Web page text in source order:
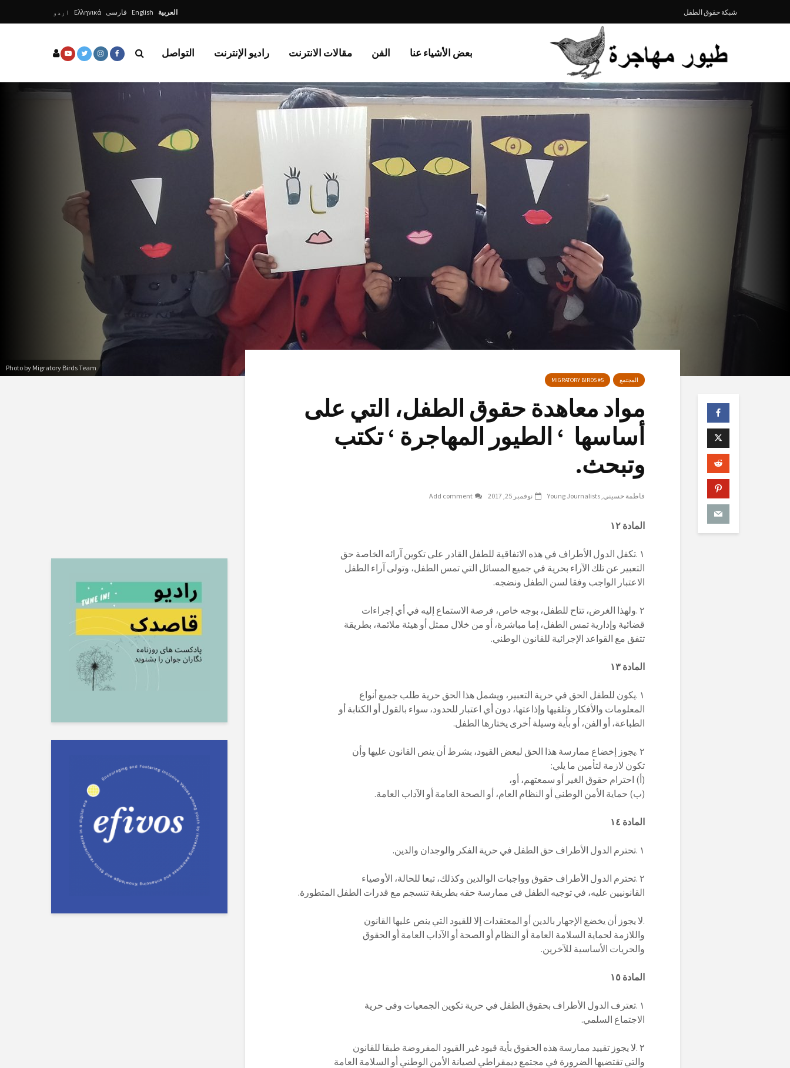
شبكة حقوق الطفل العربية English فارسی Ελληνικά اردو
بعض الأشياء عنا الفن مقالات الانترنت راديو الإنترنت التواصل
Photo by Migratory Birds Team
المجتمع MIGRATORY BIRDS #5
مواد معاهدة حقوق الطفل، التي على
أساسها ‘ الطيور المهاجرة ‘ تكتب
وتبحث.
فاطمة حسيني Young Journalists نوفمبر 25, 2017 Add comment
المادة ١٢
١ .تكفل الدول الأطراف في هذه الاتفاقية للطفل القادر على تكوين آرائه الخاصة حق
التعبير عن تلك الآراء بحرية في جميع المسائل التي تمس الطفل، وتولى آراء الطفل
الاعتبار الواجب وفقا لسن الطفل ونضجه.
٢ .ولهذا الغرض، تتاح للطفل، بوجه خاص، فرصة الاستماع إليه في أي إجراءات
قضائية وإدارية تمس الطفل، إما مباشرة، أو من خلال ممثل أو هيئة ملائمة، بطريقة
تتفق مع القواعد الإجرائية للقانون الوطني.
المادة ١٣
١ .يكون للطفل الحق في حرية التعبير، ويشمل هذا الحق حرية طلب جميع أنواع
المعلومات والأفكار وتلقيها وإذاعتها، دون أي اعتبار للحدود، سواء بالقول أو الكتابة أو
الطباعة، أو الفن، أو بأية وسيلة أخرى يختارها الطفل.
٢ .يجوز إخضاع ممارسة هذا الحق لبعض القيود، بشرط أن ينص القانون عليها وأن
تكون لازمة لتأمين ما يلي:
(أ) احترام حقوق الغير أو سمعتهم، أو،
(ب) حماية الأمن الوطني أو النظام العام، أو الصحة العامة أو الآداب العامة.
المادة ١٤
١ .تحترم الدول الأطراف حق الطفل في حرية الفكر والوجدان والدين.
٢ .تحترم الدول الأطراف حقوق وواجبات الوالدين وكذلك، تبعا للحالة، الأوصياء
القانونيين عليه، في توجيه الطفل في ممارسة حقه بطريقة تنسجم مع قدرات الطفل المتطورة.
.لا يجوز أن يخضع الإجهار بالدين أو المعتقدات إلا للقيود التي ينص عليها القانون
واللازمة لحماية السلامة العامة أو النظام أو الصحة أو الآداب العامة أو الحقوق
والحريات الأساسية للآخرين.
المادة ١٥
١ .تعترف الدول الأطراف بحقوق الطفل في حرية تكوين الجمعيات وفى حرية
الاجتماع السلمي.
٢ .لا يجوز تقييد ممارسة هذه الحقوق بأية قيود غير القيود المفروضة طبقا للقانون
والتي تقتضيها الضرورة في مجتمع ديمقراطي لصيانة الأمن الوطني أو السلامة العامة